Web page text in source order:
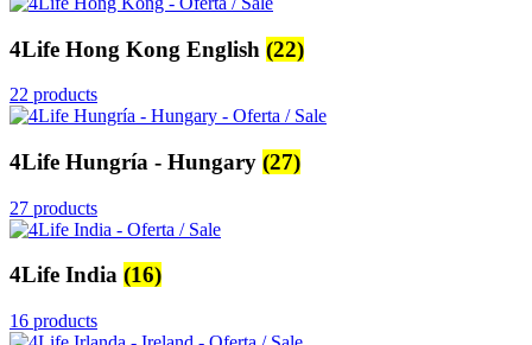
4Life Hong Kong English (22)
22 products
4Life Hungría - Hungary (27)
27 products
4Life India (16)
16 products